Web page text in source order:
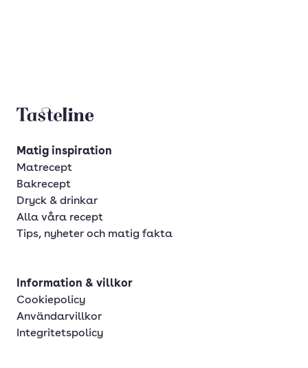
Tasteline startsida
Matig inspiration
Matrecept
Bakrecept
Dryck & drinkar
Alla våra recept
Tips, nyheter och matig fakta
Information & villkor
Cookiepolicy
Användarvillkor
Integritetspolicy